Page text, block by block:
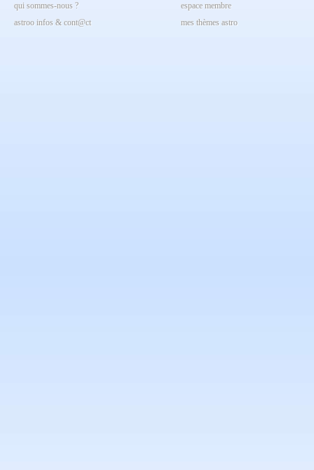
qui sommes-nous ?
astroo infos & cont@ct
espace membre
mes thèmes astro